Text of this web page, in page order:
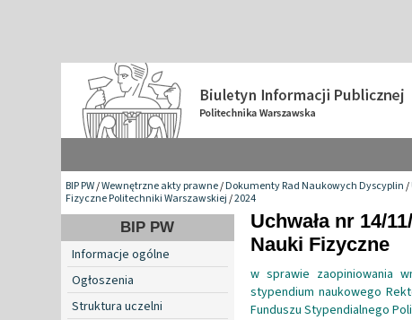
BIP PW/Wewnętrzne akty prawne/Dokumenty Rad Naukowych Dyscyplin/
Fizyczne Politechniki Warszawskiej/2024
BIP PW
Informacje ogólne
Ogłoszenia
Struktura uczelni
Uchwała nr 14/
Nauki Fizyczne
w sprawie zaopiniowania
stypendium naukowego
Funduszu Stypendialnego